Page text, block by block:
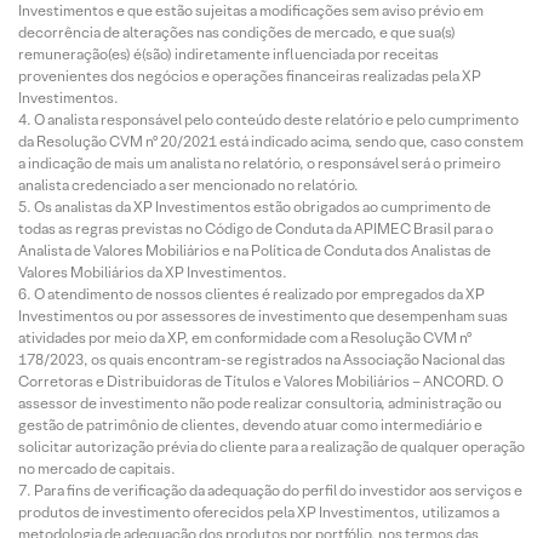
Investimentos e que estão sujeitas a modificações sem aviso prévio em
decorrência de alterações nas condições de mercado, e que sua(s)
remuneração(es) é(são) indiretamente influenciada por receitas
provenientes dos negócios e operações financeiras realizadas pela XP
Investimentos.
O analista responsável pelo conteúdo deste relatório e pelo cumprimento
da Resolução CVM nº 20/2021 está indicado acima, sendo que, caso constem
a indicação de mais um analista no relatório, o responsável será o primeiro
analista credenciado a ser mencionado no relatório.
Os analistas da XP Investimentos estão obrigados ao cumprimento de
todas as regras previstas no Código de Conduta da APIMEC Brasil para o
Analista de Valores Mobiliários e na Política de Conduta dos Analistas de
Valores Mobiliários da XP Investimentos.
O atendimento de nossos clientes é realizado por empregados da XP
Investimentos ou por assessores de investimento que desempenham suas
atividades por meio da XP, em conformidade com a Resolução CVM nº
178/2023, os quais encontram-se registrados na Associação Nacional das
Corretoras e Distribuidoras de Títulos e Valores Mobiliários – ANCORD. O
assessor de investimento não pode realizar consultoria, administração ou
gestão de patrimônio de clientes, devendo atuar como intermediário e
solicitar autorização prévia do cliente para a realização de qualquer operação
no mercado de capitais.
Para fins de verificação da adequação do perfil do investidor aos serviços e
produtos de investimento oferecidos pela XP Investimentos, utilizamos a
metodologia de adequação dos produtos por portfólio, nos termos das